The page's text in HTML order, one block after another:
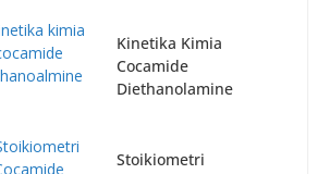
Kinetika Kimia
Cocamide
Diethanolamine
Stoikiometri